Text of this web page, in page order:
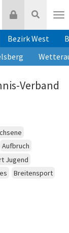
Suche
Login
Bezirk West
Verband
Aufbruch
Jugend
Breitensport